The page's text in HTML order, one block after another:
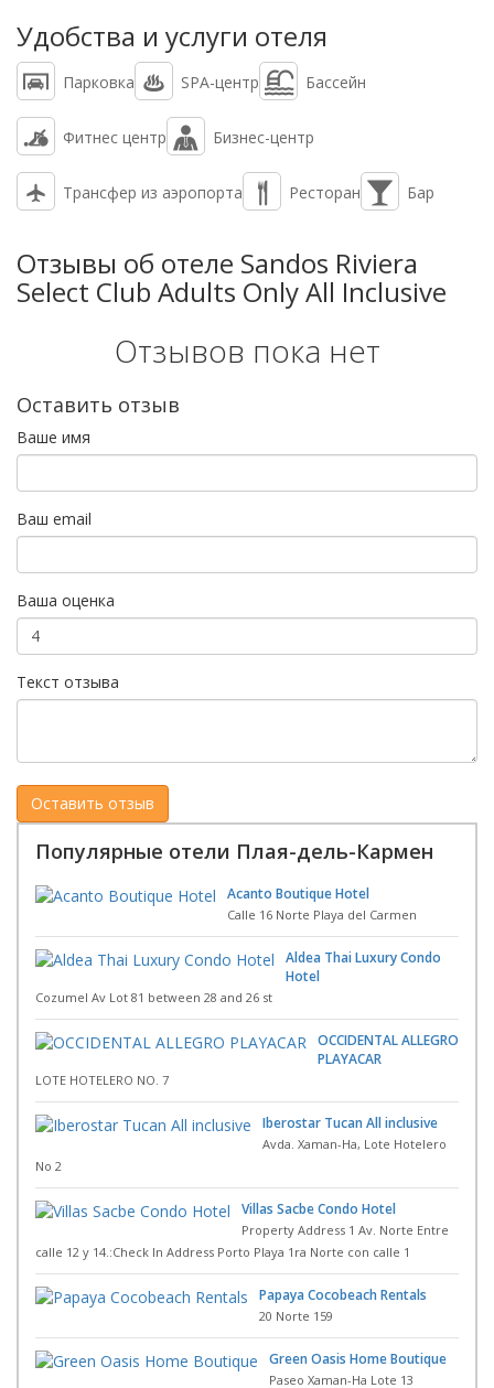
Удобства и услуги отеля
Парковка SPA-центр Бассейн
Фитнес центр Бизнес-центр
Трансфер из аэропорта Ресторан Бар
Отзывы об отеле Sandos Riviera
Select Club Adults Only All Inclusive
Отзывов пока нет
Оставить отзыв
Ваше имя
Ваш email
Ваша оценка
Текст отзыва
Популярные отели Плая-дель-Кармен
Acanto Boutique Hotel
Calle 16 Norte Playa del Carmen
Aldea Thai Luxury Condo
Hotel
Cozumel Av Lot 81 between 28 and 26 st
OCCIDENTAL ALLEGRO
PLAYACAR
LOTE HOTELERO NO. 7
Iberostar Tucan All inclusive
Avda. Xaman-Ha, Lote Hotelero
No 2
Villas Sacbe Condo Hotel
Property Address 1 Av. Norte Entre
calle 12 y 14.:Check In Address Porto Playa 1ra Norte con calle 1
Papaya Cocobeach Rentals
20 Norte 159
Green Oasis Home Boutique
Paseo Xaman-Ha Lote 13